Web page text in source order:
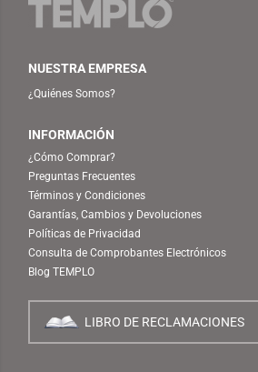
NUESTRA EMPRESA
¿Quiénes Somos?
INFORMACIÓN
¿Cómo Comprar?
Preguntas Frecuentes
Términos y Condiciones
Garantías, Cambios y Devoluciones
Políticas de Privacidad
Consulta de Comprobantes Electrónicos
Blog TEMPLO
LIBRO DE RECLAMACIONES